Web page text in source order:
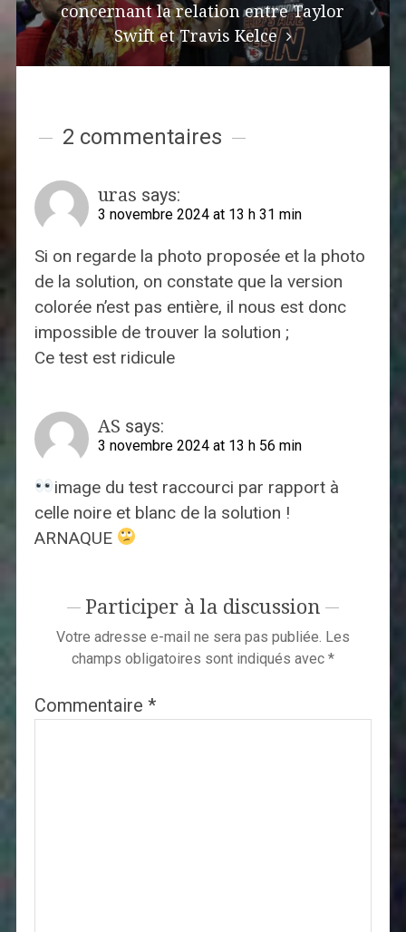
concernant la relation entre Taylor
Swift et Travis Kelce
2 commentaires
uras says:
3 novembre 2024 at 13 h 31 min
Si on regarde la photo proposée et la photo
de la solution, on constate que la version
colorée n’est pas entière, il nous est donc
impossible de trouver la solution ;
Ce test est ridicule
AS says:
3 novembre 2024 at 13 h 56 min
image du test raccourci par rapport à
celle noire et blanc de la solution !
ARNAQUE
Participer à la discussion
Votre adresse e-mail ne sera pas publiée. Les
champs obligatoires sont indiqués avec *
Commentaire *